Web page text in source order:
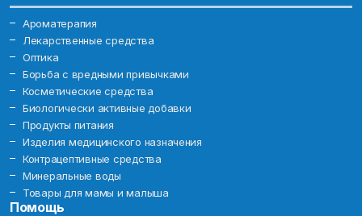
Ароматерапия
Лекарственные средства
Оптика
Борьба с вредными привычками
Косметические средства
Биологически активные добавки
Продукты питания
Изделия медицинского назначения
Контрацептивные средства
Минеральные воды
Товары для мамы и малыша
Помощь